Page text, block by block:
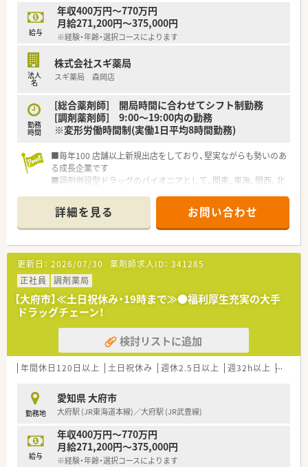
給与
年収400万円～770万円
月給271,200円～375,000円
※経験・年齢・選択コースによります
法人
名
株式会社スギ薬局
スギ薬局 森岡店
勤務
時間
[総合薬剤師] 開局時間に合わせてシフト制勤務
[調剤薬剤師] 9:00～19:00内の勤務
※変形労働時間制(実働1日平均8時間勤務)
■毎年100 店舗以上新規出店をしており、堅実ながらも勢いのあ
る成長企業です
■調剤併設型ドラッグのパイオニアとして、関東、東海、関西、北
■研修制度は様々なプランがあり、集合研修だけでなく任意で受
講可能な研修も幅広く用意されています
■店舗で活躍する従業員、社外で活躍する従業員、将来経営幹部
となる従業員など、薬剤師として様々な活躍ができるフィールド
を用意されています
■総合薬剤師・調剤薬剤師（土日休み・19時までの勤務）どちらか
の働き方を選択できます
■調剤併設型だけでなく「医療モール・クリニック併設店舗」「敷
地内薬局」「訪問調剤特化型店舗」など様々な店舗を運営してい
ます
■在宅医療にも積極的取り組んでおり「訪問調剤特化型店舗」を
50店舗以上、無菌調剤室は業界最多の51店舗設置しています
■「プラチナくるみん認定企業」「健康経営優良法人2023（大規模
法人部門）認定」等を取得し一人ひとりが働きやすい環境が整備
■充実した研修制度、人事制度、評価制度、キャリア支援制度等
があるのも特徴です
詳細を見る お問い合わせ
更新日： 2026/07/30 薬剤師求人ID： 341285
正社員
調剤薬局
【大府市】≪土日祝休み・19時まで≫●福利厚生充実の大手
ドラッグチェーン！
検討リストに追加
年間休日120日以上 土日祝休み 週休2.5日以上 週32h以上 ブラ
勤務地
愛知県 大府市
大府駅 (JR東海道本線)／大府駅 (JR武豊線)
給与
年収400万円～770万円
月給271,200円～375,000円
※経験・年齢・選択コースによります